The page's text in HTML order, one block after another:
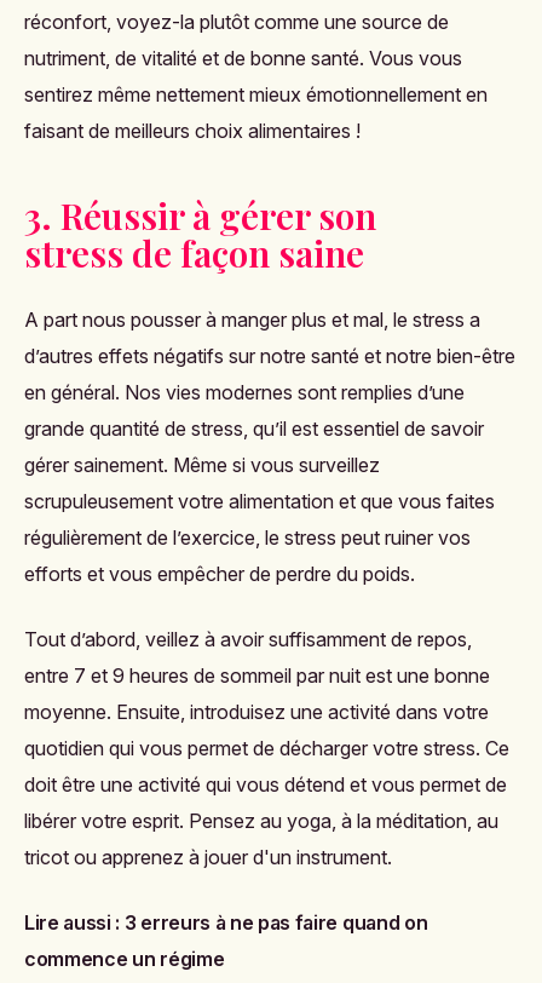
réconfort, voyez-la plutôt comme une source de
nutriment, de vitalité et de bonne santé. Vous vous
sentirez même nettement mieux émotionnellement en
faisant de meilleurs choix alimentaires !
3. Réussir à gérer son
stress de façon saine
A part nous pousser à manger plus et mal, le stress a
d’autres effets négatifs sur notre santé et notre bien-être
en général. Nos vies modernes sont remplies d’une
grande quantité de stress, qu’il est essentiel de savoir
gérer sainement. Même si vous surveillez
scrupuleusement votre alimentation et que vous faites
régulièrement de l’exercice, le stress peut ruiner vos
efforts et vous empêcher de perdre du poids.
Tout d’abord, veillez à avoir suffisamment de repos,
entre 7 et 9 heures de sommeil par nuit est une bonne
moyenne. Ensuite, introduisez une activité dans votre
quotidien qui vous permet de décharger votre stress. Ce
doit être une activité qui vous détend et vous permet de
libérer votre esprit. Pensez au yoga, à la méditation, au
tricot ou apprenez à jouer d'un instrument.
Lire aussi : 3 erreurs à ne pas faire quand on
commence un régime